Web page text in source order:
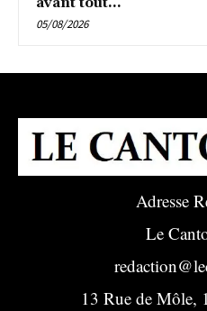
05/08/2026
Adresse
Le
13 Rue de Môle,